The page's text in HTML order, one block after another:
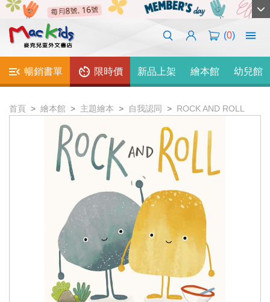
(0)
暢銷書單 限時價 新品上架 繪本館 幼兒館
首頁 繪本館 主題繪本 自我認同 ROCK AND ROLL